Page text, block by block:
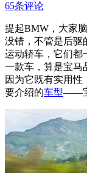
65条评论
提起BMW，大家
没错，不管是后驱
运动轿车，它们都
一款车，算是宝马
因为它既有实用性
要介绍的车型——宝